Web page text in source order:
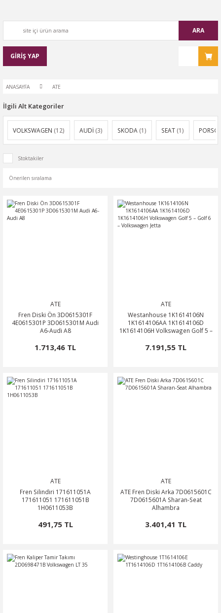
ARA
GİRİŞ YAP
ANASAYFA ATE
İlgili Alt Kategoriler
VOLKSWAGEN (12) AUDİ (3) SKODA (1) SEAT (1)
Stoktakiler
ATE
Fren Diski Ön 3D0615301F
4E0615301P 3D0615301M Audi
A6-Audi A8
1.713,46 TL
ATE
Westanhouse 1K1614106N
1K1614106AA 1K1614106D
1K1614106H Volkswagen Golf 5 –
7.191,55 TL
ATE
Fren Silindiri 171611051A
171611051 171611051B
1H0611053B
491,75 TL
ATE
ATE Fren Diski Arka 7D0615601C
7D0615601A Sharan-Seat
Alhambra
3.401,41 TL